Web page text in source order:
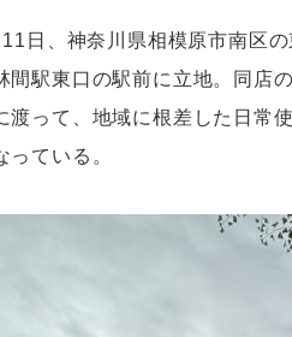
2014年『食品商業』編集長就任。この
月ロコガイド入社、『リテールガイド
リニューアルに伴い、同編集長就任。
トにおける中食の未来」執筆の他、コ
ーパーマーケットGood Action
は「正直であること」。
日、神奈川県相模原市南区
間駅東口の駅前に立地。同店
渡って、地域に根差した日常
っている。